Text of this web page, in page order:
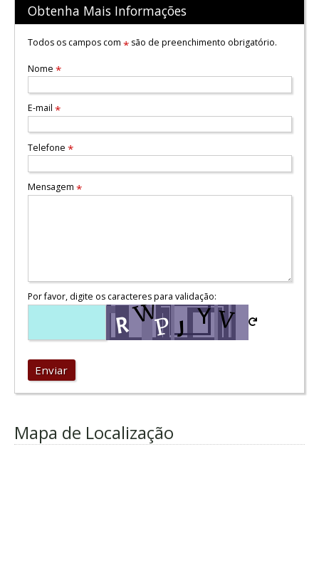
Obtenha Mais Informações
Todos os campos com *são de preenchimento obrigatório.
Nome *
E-mail *
Telefone *
Mensagem *
Por favor, digite os caracteres para validação:
Enviar
Mapa de Localização